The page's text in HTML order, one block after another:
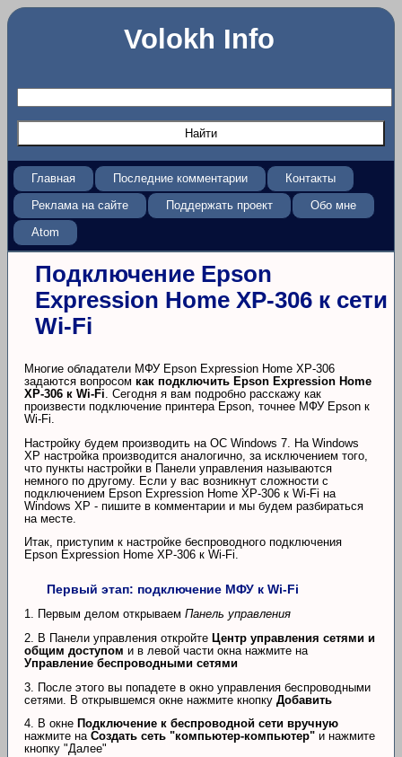
Volokh Info
Главная Последние комментарии
Контакты
Реклама на сайте
Поддержать проект
Обо мне
Atom
Подключение Epson
Expression Home XP-306 к сети
Wi-Fi
Многие обладатели МФУ Epson Expression Home XP-306
задаются вопросом как подключить Epson Expression Home
XP-306 к Wi-Fi . Сегодня я вам подробно расскажу как
произвести подключение принтера Epson, точнее МФУ Epson к
Wi-Fi.
Настройку будем производить на ОС Windows 7. На Windows
XP настройка производится аналогично, за исключением того,
что пункты настройки в Панели управления называются
немного по другому. Если у вас возникнут сложности с
подключением Epson Expression Home XP-306 к Wi-Fi на
Windows XP - пишите в комментарии и мы будем разбираться
на месте.
Итак, приступим к настройке беспроводного подключения
Epson Expression Home XP-306 к Wi-Fi.
Первый этап: подключение МФУ к Wi-Fi
1. Первым делом открываем Панель управления
2. В Панели управления откройте Центр управления сетями и
общим доступом и в левой части окна нажмите на
Управление беспроводными сетями
3. После этого вы попадете в окно управления беспроводными
сетями. В открывшемся окне нажмите кнопку Добавить
4. В окне Подключение к беспроводной сети вручную
нажмите на Создать сеть "компьютер-компьютер" и нажмите
кнопку "Далее"